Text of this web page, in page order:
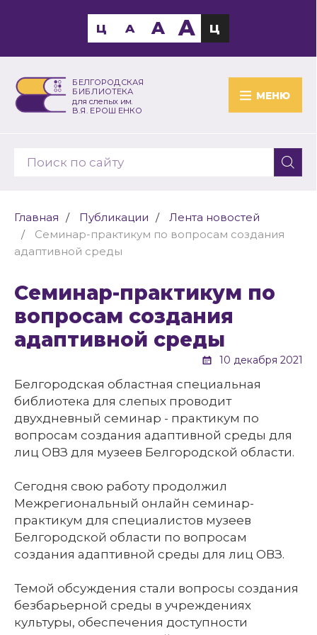
БЕЛГОРОДСКАЯ
БИБЛИОТЕКА
для слепых им.
В.Я. ЕРОШЕНКО
МЕНЮ
Ц A A A Ц
Главная Публикации
Лента новостей
Семинар-практикум по вопросам создания
адаптивной среды
Семинар-практикум по
вопросам создания
адаптивной среды
10 декабря 2021
Белгородская областная специальная
библиотека для слепых проводит
двухдневный семинар - практикум по
вопросам создания адаптивной среды для
лиц ОВЗ для музеев Белгородской области.
Сегодня свою работу продолжил
Межрегиональный онлайн семинар-
практикум для специалистов музеев
Белгородской области по вопросам
создания адаптивной среды для лиц ОВЗ.
Темой обсуждения стали вопросы создания
безбарьерной среды в учреждениях
культуры, обеспечения доступности